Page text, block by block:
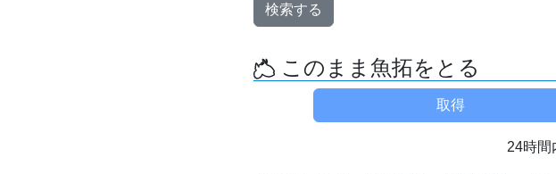
検索する
このまま魚拓をとる
24時間